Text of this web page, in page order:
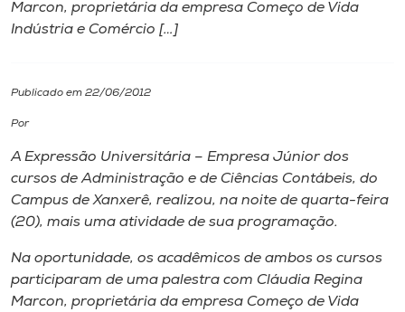
I.nova
Cultura
CPA
Biblioteca
Editora
Marcon, proprietária da empresa Começo de Vida
Indústria e Comércio […]
Publicado em 22/06/2012
Por
A Expressão Universitária – Empresa Júnior dos
cursos de Administração e de Ciências Contábeis, do
Campus de Xanxerê, realizou, na noite de quarta-feira
(20), mais uma atividade de sua programação.
Na oportunidade, os acadêmicos de ambos os cursos
participaram de uma palestra com Cláudia Regina
Marcon, proprietária da empresa Começo de Vida